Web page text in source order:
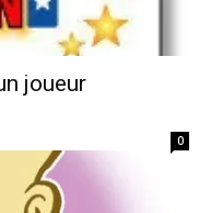
joueur
0